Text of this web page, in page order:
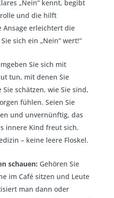
„Nein“ kennt, begibt
und die hilft
Ansage erleichtert die
sich ein „Nein“ wert!“
Sie sich mit
tun, mit denen Sie
schätzen, wie Sie sind,
fühlen. Seien Sie
und unvernünftig, das
innere Kind freut sich.
– keine leere Floskel.
schauen: Gehören Sie
im Café sitzen und Leute
man dann oder